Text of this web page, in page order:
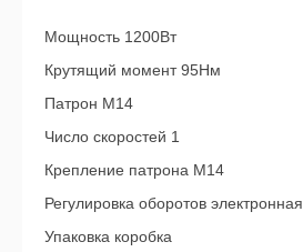
Мощность 1200Вт
Крутящий момент 95Нм
Патрон М14
Число скоростей 1
Крепление патрона М14
Регулировка оборотов электронная
Упаковка коробка